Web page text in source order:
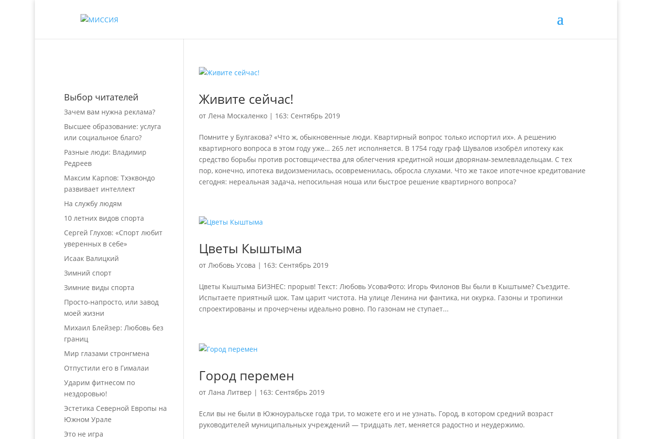
Живите сейчас!
отЛена Москаленко | 163: Сентябрь 2019
Помните у Булгакова? «Что ж, обыкновенные люди. Квартирный вопрос только испортил их». А решению
квартирного вопроса в этом году уже… 265 лет исполняется. В 1754 году граф Шувалов изобрёл ипотеку как
средство борьбы против ростовщичества для облегчения кредитной ноши дворянам-землевладельцам. С тех
пор, конечно, ипотека видоизменилась, осовременилась, обросла слухами. Что же такое ипотечное кредитование
сегодня: нереальная задача, непосильная ноша или быстрое решение квартирного вопроса?
Цветы Кыштыма
отЛюбовь Усова | 163: Сентябрь 2019
Цветы Кыштыма БИЗНЕС: прорыв! Текст: Любовь УсоваФото: Игорь Филонов Вы были в Кыштыме? Съездите.
Испытаете приятный шок. Там царит чистота. На улице Ленина ни фантика, ни окурка. Газоны и тропинки
спроектированы и прочерчены идеально ровно. По газонам не ступает...
Город перемен
отЛана Литвер | 163: Сентябрь 2019
Если вы не были в Южноуральске года три, то можете его и не узнать. Город, в котором средний возраст
руководителей муниципальных учреждений — тридцать лет, меняется радостно и неудержимо.
Выбор читателей
Зачем вам нужна реклама?
Высшее образование: услуга
или социальное благо?
Разные люди: Владимир
Редреев
Максим Карпов: Тхэквондо
развивает интеллект
На службу людям
10 летних видов спорта
Сергей Глухов: «Спорт любит
уверенных в себе»
Исаак Валицкий
Зимний спорт
Зимние виды спорта
Просто-напросто, или завод
моей жизни
Михаил Блейзер: Любовь без
границ
Мир глазами стронгмена
Отпустили его в Гималаи
Ударим фитнесом по
нездоровью!
Эстетика Северной Европы на
Южном Урале
Это не игра